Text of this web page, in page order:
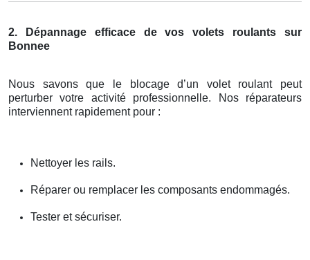
2. Dépannage efficace de vos volets roulants sur
Bonnee
Nous savons que le blocage d’un volet roulant peut
perturber votre activité professionnelle. Nos réparateurs
interviennent rapidement pour :
Nettoyer les rails.
Réparer ou remplacer les composants endommagés.
Tester et sécuriser.